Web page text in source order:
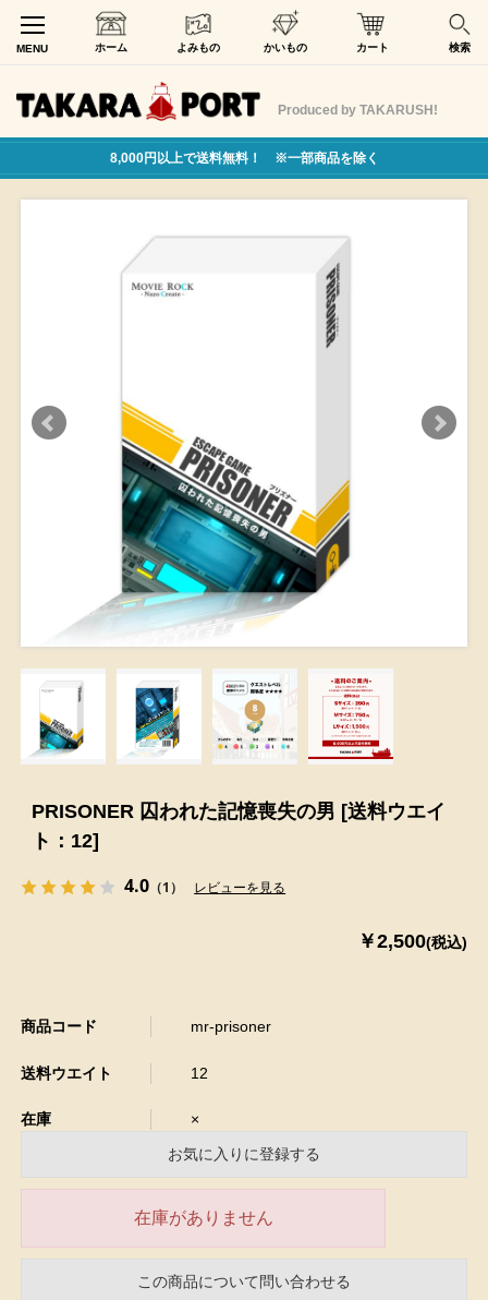
MENU ホーム よみもの かいもの カート 検索
Produced by TAKARUSH!
8,000円以上で送料無料！ ※一部商品を除く
PRISONER 囚われた記憶喪失の男 [送料ウエイ
ト：12]
4.0 （1） レビューを見る
￥2,500(税込)
商品コード mr-prisoner
送料ウエイト 12
在庫
×
お気に入りに登録する
在庫がありません
この商品について問い合わせる